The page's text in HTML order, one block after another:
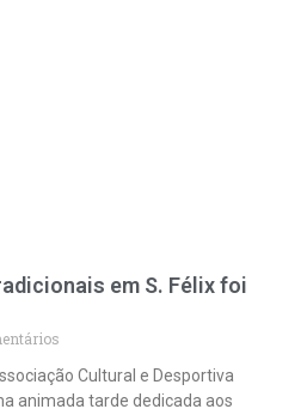
em S. Félix foi
Cultural e Desportiva
animada tarde dedicada aos